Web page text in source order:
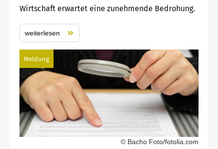
Wirtschaft erwartet eine zunehmende Bedrohung.
weiterlesen
Meldung
© Bacho Foto/fotolia.com